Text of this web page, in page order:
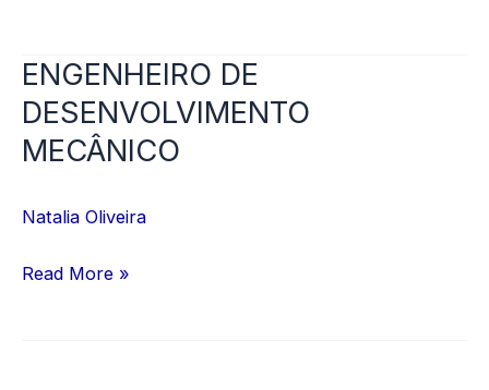
ENGENHEIRO DE
DESENVOLVIMENTO
MECÂNICO
Natalia Oliveira
ENGENHEIRO
DE
DESENVOLVIMENTO
MECÂNICO
Read More »